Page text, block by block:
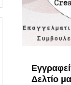
Δελτίο